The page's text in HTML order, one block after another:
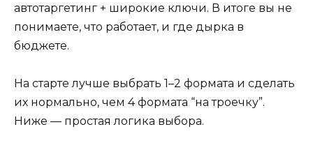
автотаргетинг + широкие ключи. В итоге вы не
понимаете, что работает, и где дырка в
бюджете.
На старте лучше выбрать 1–2 формата и сделать
их нормально, чем 4 формата “на троечку”.
Ниже — простая логика выбора.